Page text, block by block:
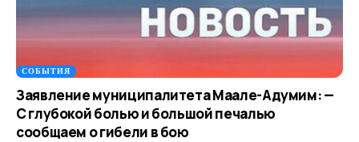
СОБЫТИЯ
Заявление муниципалитета Маале-Адумим: —
С глубокой болью и большой печалью
сообщаем о гибели в бою